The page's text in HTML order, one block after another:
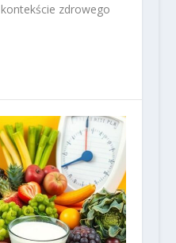
zdrowego